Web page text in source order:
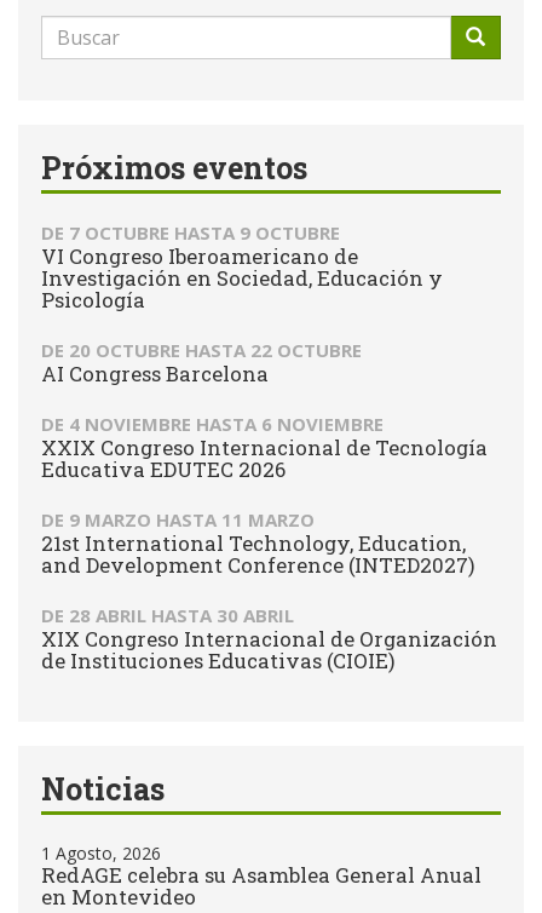
Formulario
de
Próximos eventos
DE 7 OCTUBRE HASTA 9 OCTUBRE
VI Congreso Iberoamericano de
Investigación en Sociedad, Educación y
Psicología
DE 20 OCTUBRE HASTA 22 OCTUBRE
AI Congress Barcelona
DE 4 NOVIEMBRE HASTA 6 NOVIEMBRE
XXIX Congreso Internacional de Tecnología
Educativa EDUTEC 2026
DE 9 MARZO HASTA 11 MARZO
21st International Technology, Education,
and Development Conference (INTED2027)
DE 28 ABRIL HASTA 30 ABRIL
XIX Congreso Internacional de Organización
de Instituciones Educativas (CIOIE)
Noticias
1 Agosto, 2026
RedAGE celebra su Asamblea General Anual
en Montevideo